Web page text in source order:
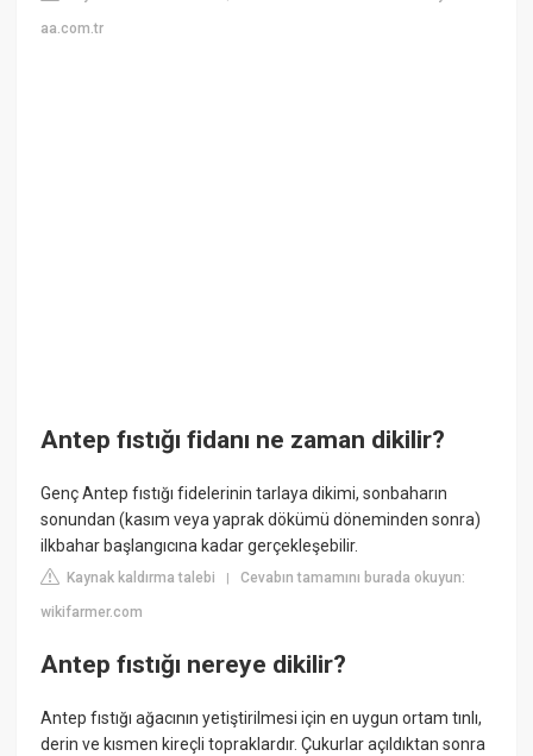
aa.com.tr
Antep fıstığı fidanı ne zaman dikilir?
Genç Antep fıstığı fidelerinin tarlaya dikimi, sonbaharın
sonundan (kasım veya yaprak dökümü döneminden sonra)
ilkbahar başlangıcına kadar gerçekleşebilir.
Kaynak kaldırma talebi |Cevabın tamamını burada okuyun:
wikifarmer.com
Antep fıstığı nereye dikilir?
Antep fıstığı ağacının yetiştirilmesi için en uygun ortam tınlı,
derin ve kısmen kireçli topraklardır. Çukurlar açıldıktan sonra